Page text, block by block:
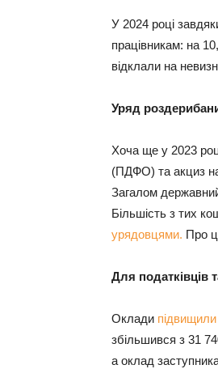
У 2024 році
працівникам: на
відклали на
Уряд
Хоча ще у 2023
(ПДФО) та акциз
Загалом
Більшість з тих
урядовцями. Про
Для податківців
Оклади підвищили
збільшився з 31
а оклад